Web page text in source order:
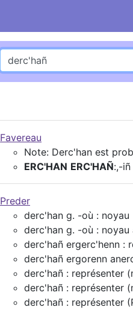
Favereau
Note: Derc'han est
ERC'HAN ERC'HAÑ:,-
Preder
derc'han g. -où : noyau
derc'han g. -où : noyau
derc'hañ ergerc'henn :
derc'hañ ergorenn
derc'hañ : représenter
derc'hañ : représenter
derc'hañ : représenter